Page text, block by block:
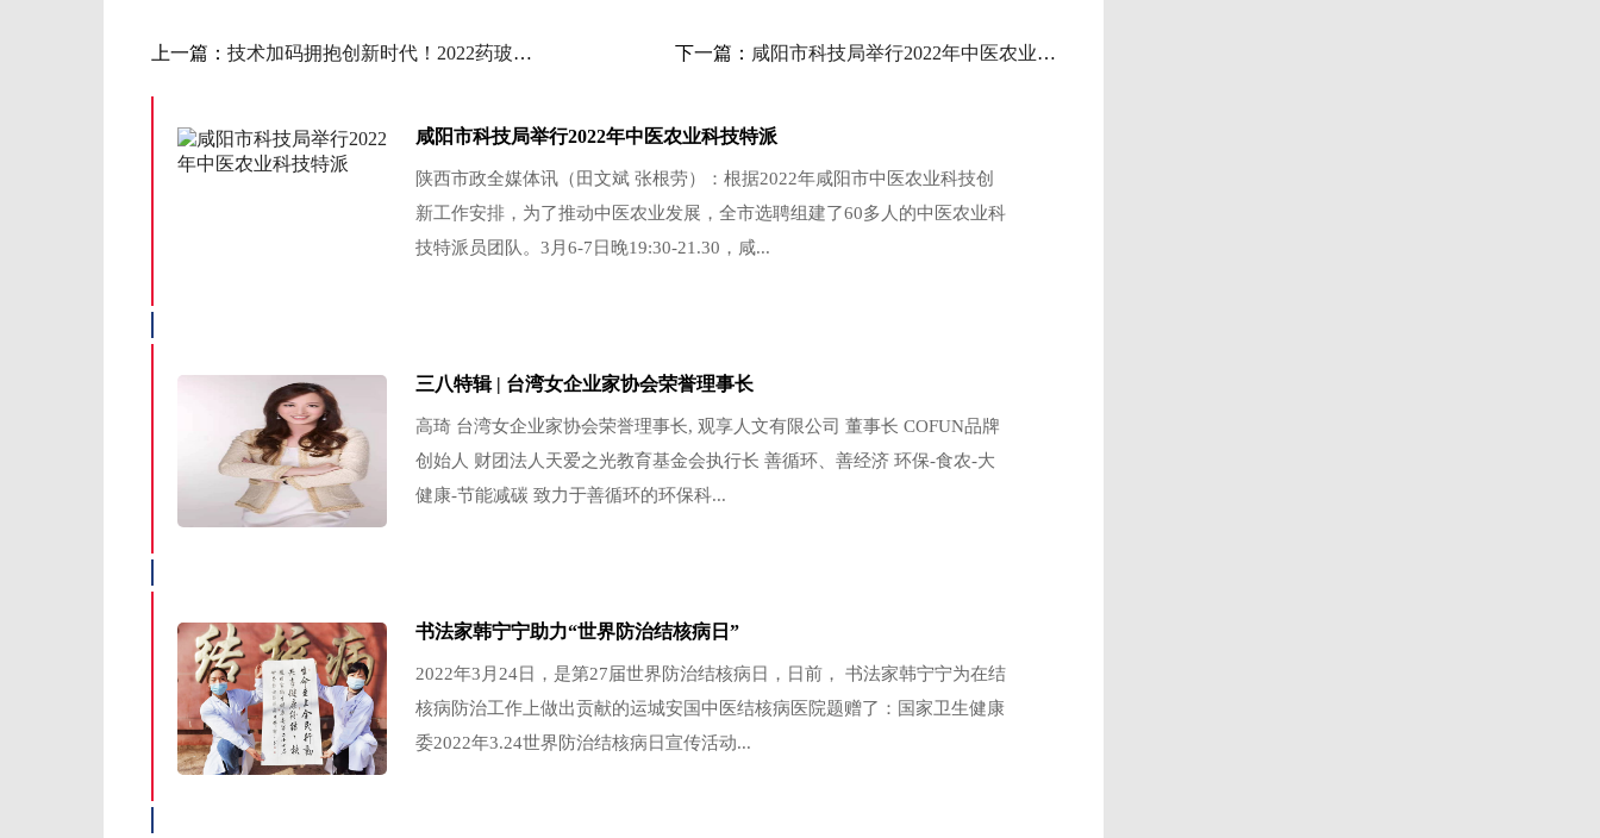
上一篇： 技术加码拥抱创新时代！2022药玻生产技术交流会 下一篇： 咸阳市科技局举行2022年中医农业科技特派员网上
咸阳市科技局举行2022年中医农业科技特派
陕西市政全媒体讯（田文斌 张根劳）：根据2022年咸阳市中医农业科技创
新工作安排，为了推动中医农业发展，全市选聘组建了60多人的中医农业科
技特派员团队。3月6-7日晚19:30-21.30，咸...
三八特辑 | 台湾女企业家协会荣誉理事长
高琦 台湾女企业家协会荣誉理事长, 观享人文有限公司 董事长 COFUN品牌
创始人 财团法人天爱之光教育基金会执行长 善循环、善经济 环保-食农-大
健康-节能减碳 致力于善循环的环保科...
书法家韩宁宁助力“世界防治结核病日”
2022年3月24日，是第27届世界防治结核病日，日前， 书法家韩宁宁为在结
核病防治工作上做出贡献的运城安国中医结核病医院题赠了：国家卫生健康
委2022年3.24世界防治结核病日宣传活动...